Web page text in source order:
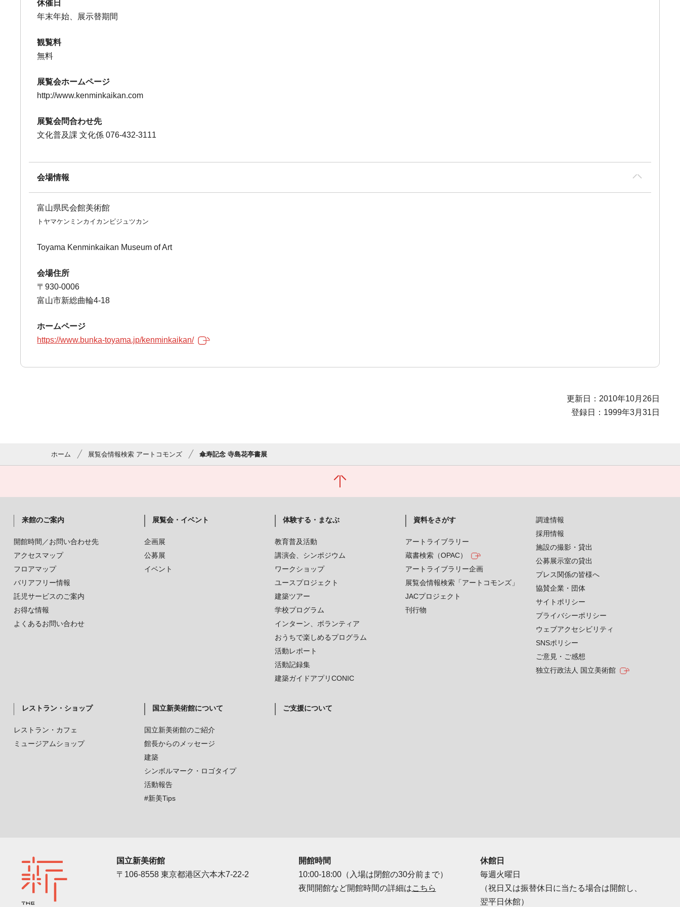
休催日
年末年始、展示替期間
観覧料
無料
展覧会ホームページ
http://www.kenminkaikan.com
展覧会問合わせ先
文化普及課 文化係 076-432-3111
会場情報
富山県民会館美術館
トヤマケンミンカイカンビジュツカン
Toyama Kenminkaikan Museum of Art
会場住所
〒930-0006
富山市新総曲輪4-18
ホームページ
https://www.bunka-toyama.jp/kenminkaikan/
更新日：2010年10月26日
登録日：1999年3月31日
ホーム 展覧会情報検索 アートコモンズ 傘寿記念 寺島花亭書展
来館のご案内
開館時間／お問い合わせ先
アクセスマップ
フロアマップ
バリアフリー情報
託児サービスのご案内
お得な情報
よくあるお問い合わせ
展覧会・イベント
企画展
公募展
イベント
体験する・まなぶ
教育普及活動
講演会、シンポジウム
ワークショップ
ユースプロジェクト
建築ツアー
学校プログラム
インターン、ボランティア
おうちで楽しめるプログラム
活動レポート
活動記録集
建築ガイドアプリCONIC
資料をさがす
アートライブラリー
蔵書検索（OPAC）
アートライブラリー企画
展覧会情報検索「アートコモンズ」
JACプロジェクト
刊行物
レストラン・ショップ
レストラン・カフェ
ミュージアムショップ
国立新美術館について
国立新美術館のご紹介
館長からのメッセージ
建築
シンボルマーク・ロゴタイプ
活動報告
#新美Tips
ご支援について
調達情報
採用情報
施設の撮影・貸出
公募展示室の貸出
プレス関係の皆様へ
協賛企業・団体
サイトポリシー
プライバシーポリシー
ウェブアクセシビリティ
SNSポリシー
ご意見・ご感想
独立行政法人 国立美術館
国立新美術館
〒106-8558 東京都港区六本木7-22-2
開館時間
10:00-18:00（入場は閉館の30分前まで）
夜間開館など開館時間の詳細はこちら
休館日
毎週火曜日
（祝日又は振替休日に当たる場合は開館し、
翌平日休館）